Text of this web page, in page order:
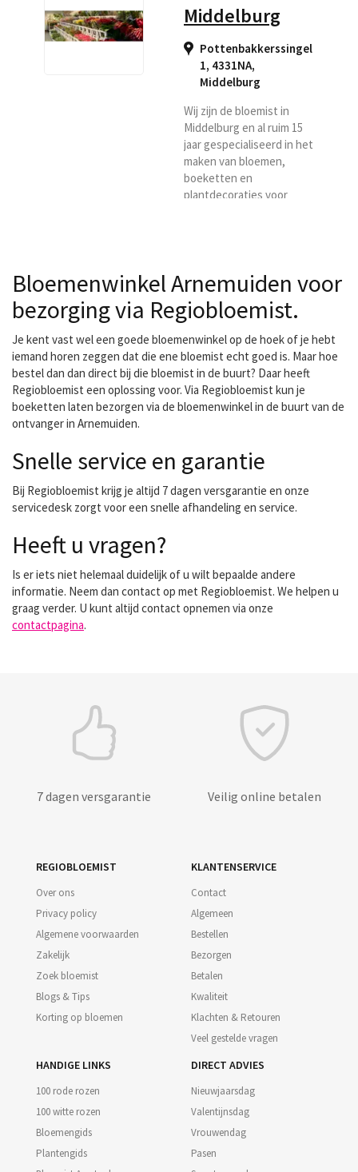
Middelburg
Pottenbakkerssingel
1, 4331NA,
Middelburg
Wij zijn de bloemist in
Middelburg en al ruim 15
jaar gespecialiseerd in het
maken van bloemen,
boeketten en
plantdecoraties voor
particuliere en de
zakelijke markt, weten wij
als geen ander dat
gesteld worden. Ons
team van bestaat in totaal
uit 6 gediplomeerde
medewerkers. Hierdoor...
Bloemenwinkel Arnemuiden voor
bezorging via Regiobloemist.
Je kent vast wel een goede bloemenwinkel op de hoek of je hebt
iemand horen zeggen dat die ene bloemist echt goed is. Maar hoe
bestel dan dan direct bij die bloemist in de buurt? Daar heeft
Regiobloemist een oplossing voor. Via Regiobloemist kun je
boeketten laten bezorgen via de bloemenwinkel in de buurt van de
ontvanger in Arnemuiden.
Snelle service en garantie
Bij Regiobloemist krijg je altijd 7 dagen versgarantie en onze
servicedesk zorgt voor een snelle afhandeling en service.
Heeft u vragen?
Is er iets niet helemaal duidelijk of u wilt bepaalde andere
informatie. Neem dan contact op met Regiobloemist. We helpen u
graag verder. U kunt altijd contact opnemen via onze
contactpagina.
7 dagen versgarantie Veilig online betalen
REGIOBLOEMIST
Over ons
Privacy policy
Algemene voorwaarden
Zakelijk
Zoek bloemist
Blogs & Tips
Korting op bloemen
KLANTENSERVICE
Contact
Algemeen
Bestellen
Bezorgen
Betalen
Kwaliteit
Klachten & Retouren
Veel gestelde vragen
HANDIGE LINKS
100 rode rozen
100 witte rozen
Bloemengids
Plantengids
DIRECT ADVIES
Nieuwjaarsdag
Valentijnsdag
Vrouwendag
Pasen